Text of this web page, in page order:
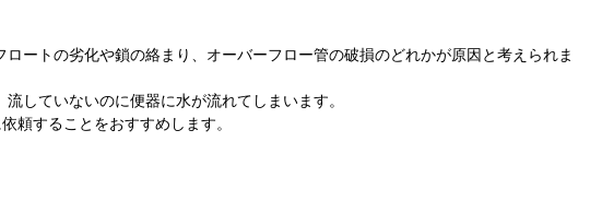
ートの劣化や鎖の絡まり、オーバーフロー管の破損のどれかが原因と考えられま
していないのに便器に水が流れてしまいます。
頼することをおすすめします。